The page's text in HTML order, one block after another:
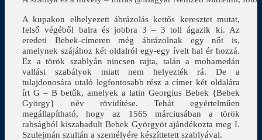
A kupakon elhelyezett ábrázolás kettős keresztet mutat,
felső végéből balra és jobbra 3 – 3 toll ágazik ki. Az
eredeti Bebek-címeren még ábrázolnak egy nőt is,
amelynek szájához két oldalról egy-egy ívelt hal ér hozzá.
Ez a török szablyán nincsen rajta, talán a mohamedán
vallási szabályok miatt nem helyezték rá. De a
tulajdonosára utaló legfontosabb rész a címer két oldalára
írt G – B betűk, amelyek a latin Georgius Bebek {Bebek
György} név rövidítése. Tehát egyértelműen
megállapítható, hogy az 1565 márciusában a török
rabságból kiszabadult Bebek Györgyöt ajándékozta meg I.
Szulejmán szultán a személyére készíttetett szablyával.